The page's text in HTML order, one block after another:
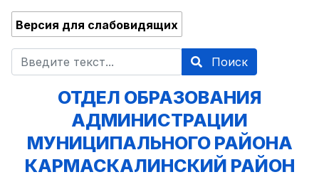
Версия для слабовидящих
Поиск Поиск
ОТДЕЛ ОБРАЗОВАНИЯ
АДМИНИСТРАЦИИ
МУНИЦИПАЛЬНОГО РАЙОНА
КАРМАСКАЛИНСКИЙ РАЙОН